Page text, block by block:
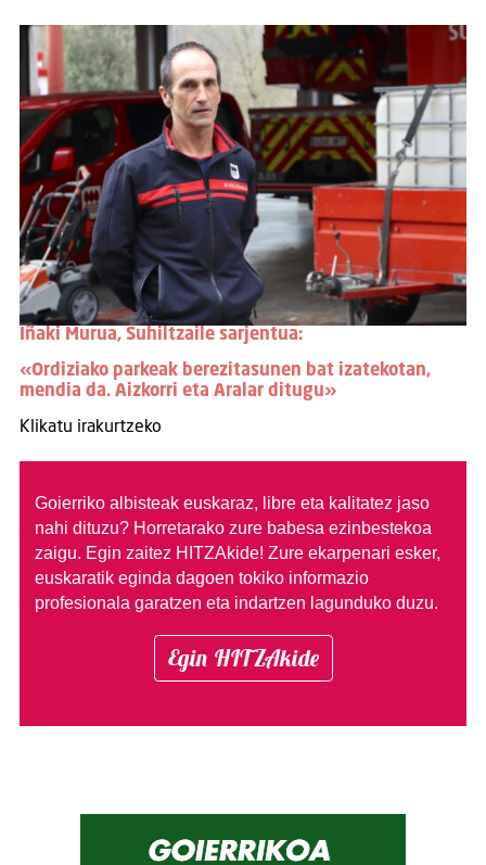
Iñaki Murua, Suhiltzaile sarjentua:
«Ordiziako parkeak berezitasunen bat izatekotan,
mendia da. Aizkorri eta Aralar ditugu»
Klikatu irakurtzeko
Goierriko albisteak euskaraz, libre eta kalitatez jaso
nahi dituzu? Horretarako zure babesa ezinbestekoa
zaigu. Egin zaitez HITZAkide! Zure ekarpenari esker,
euskaratik eginda dagoen tokiko informazio
profesionala garatzen eta indartzen lagunduko duzu.
Egin HITZAkide